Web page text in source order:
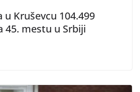
u Kruševcu 104.499
45. mestu u Srbiji